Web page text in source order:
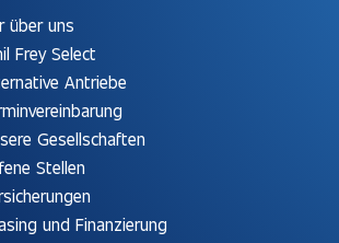
über uns
Frey Select
Antriebe
Gesellschaften
Stellen
und Finanzierung